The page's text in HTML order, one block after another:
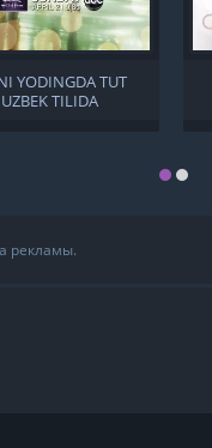
YODINGDA TUT
UZBEK TILIDA
рекламы.